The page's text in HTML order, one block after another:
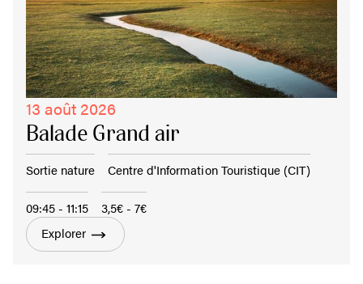
13 août 2026
Balade Grand air
Sortie nature Centre d'Information Touristique (CIT)
09:45 - 11:15
3,5€ - 7€
Explorer